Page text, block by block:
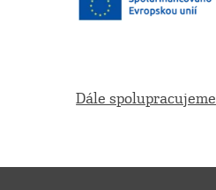
Dále spolupracujeme